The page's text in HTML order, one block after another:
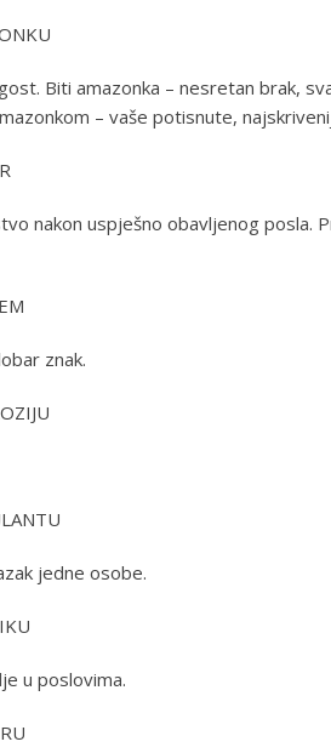
Biti amazonka – nesretan brak,
– vaše potisnute,
nakon uspješno obavljenog posla.
znak.
jedne osobe.
u poslovima.